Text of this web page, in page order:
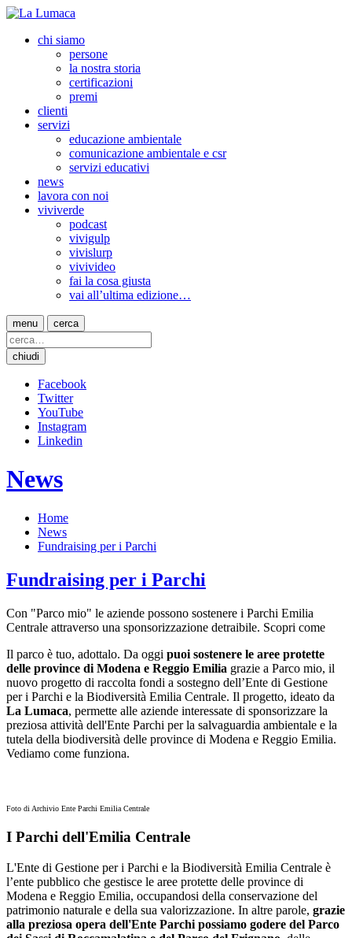
chi siamo
persone
la nostra storia
certificazioni
premi
clienti
servizi
educazione ambientale
comunicazione ambientale e csr
servizi educativi
news
lavora con noi
viviverde
podcast
vivigulp
vivislurp
vivivideo
fai la cosa giusta
vai all’ultima edizione…
menu cerca
chiudi
Facebook
Twitter
YouTube
Instagram
Linkedin
News
Home
News
Fundraising per i Parchi
Fundraising per i Parchi
Con "Parco mio" le aziende possono sostenere i Parchi Emilia
Centrale attraverso una sponsorizzazione detraibile. Scopri come
Il parco è tuo, adottalo. Da oggi puoi sostenere le aree protette
delle province di Modena e Reggio Emilia grazie a Parco mio, il
nuovo progetto di raccolta fondi a sostegno dell’Ente di Gestione
per i Parchi e la Biodiversità Emilia Centrale. Il progetto, ideato da
La Lumaca, permette alle aziende interessate di sponsorizzare la
preziosa attività dell'Ente Parchi per la salvaguardia ambientale e la
tutela della biodiversità delle province di Modena e Reggio Emilia.
Vediamo come funziona.
Foto di Archivio Ente Parchi Emilia Centrale
I Parchi dell'Emilia Centrale
L'Ente di Gestione per i Parchi e la Biodiversità Emilia Centrale è
l’ente pubblico che gestisce le aree protette delle province di
Modena e Reggio Emilia, occupandosi della conservazione del
patrimonio naturale e della sua valorizzazione. In altre parole, grazie
alla preziosa opera dell'Ente Parchi possiamo godere del Parco